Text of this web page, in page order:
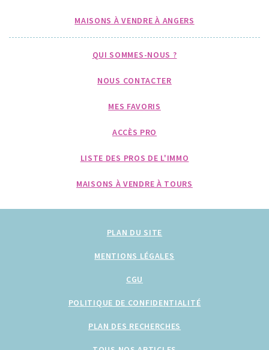
MAISONS À VENDRE À ANGERS
QUI SOMMES-NOUS ?
NOUS CONTACTER
MES FAVORIS
ACCÈS PRO
LISTE DES PROS DE L'IMMO
MAISONS À VENDRE À TOURS
PLAN DU SITE
MENTIONS LÉGALES
CGU
POLITIQUE DE CONFIDENTIALITÉ
PLAN DES RECHERCHES